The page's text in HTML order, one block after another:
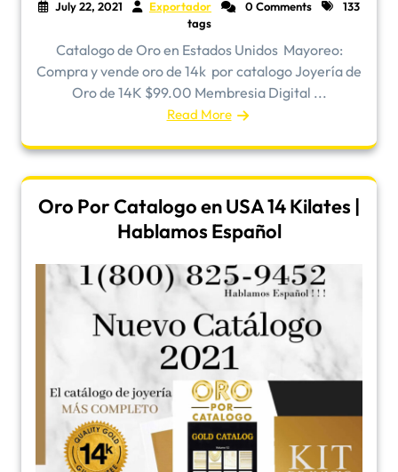
July 22, 2021 Exportador 0 Comments
133
tags
Catalogo de Oro en Estados Unidos ​Mayoreo:
Compra y vende oro de 14k por catalogo Joyería de
Oro de 14K $99.00 Membresia Digital ...
Read More
Oro Por Catalogo en USA 14 Kilates |
Hablamos Español